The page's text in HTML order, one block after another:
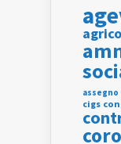
assegno
cigs